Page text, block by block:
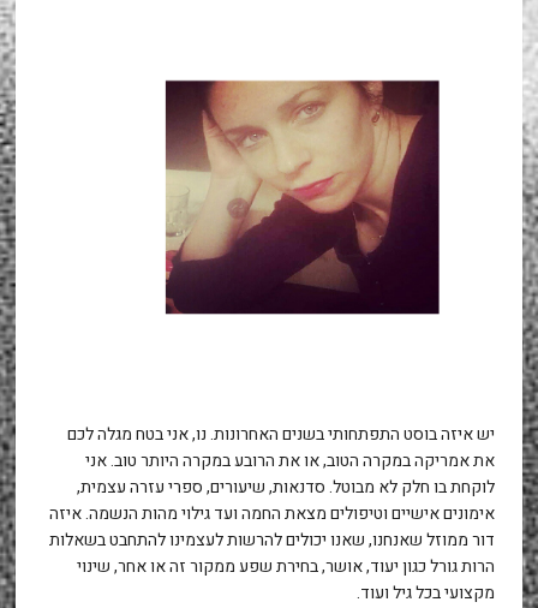
יש איזה בוסט התפתחותי בשנים האחרונות. נו, אני בטח מגלה לכם
את אמריקה במקרה הטוב, או את הרובע במקרה היותר טוב. אני
לוקחת בו חלק לא מבוטל. סדנאות, שיעורים, ספרי עזרה עצמית,
אימונים אישיים וטיפולים מצאת החמה ועד גילוי מהות הנשמה. איזה
דור ממוזל שאנחנו, שאנו יכולים להרשות לעצמינו להתחבט בשאלות
הרות גורל כגון יעוד, אושר, בחירת שפע ממקור זה או אחר, שינוי
מקצועי בכל גיל ועוד.